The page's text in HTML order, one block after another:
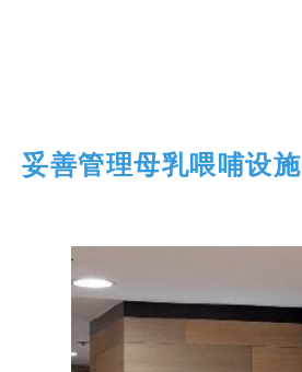
妥善管理母乳喂哺设施